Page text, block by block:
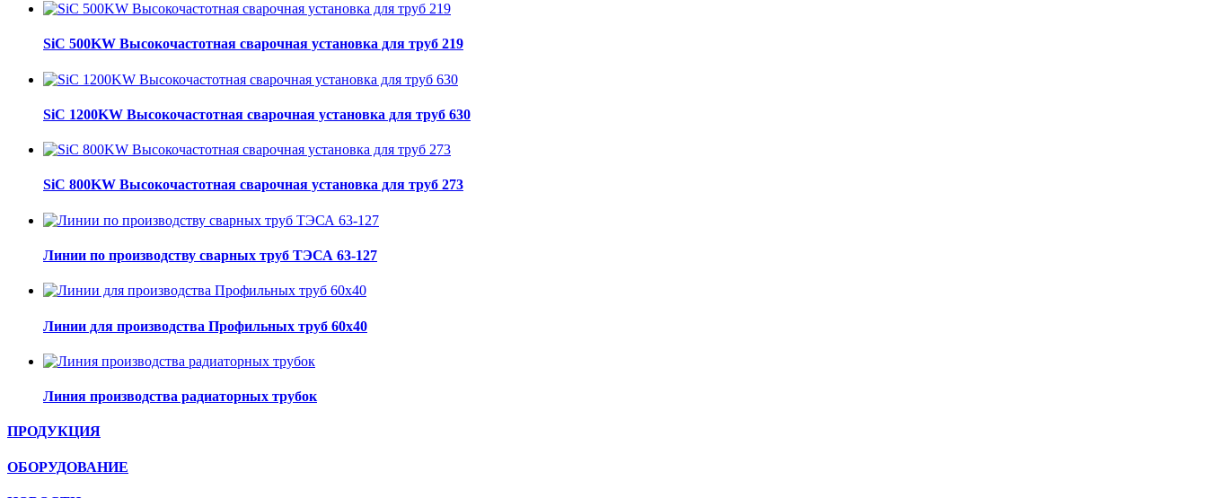
SiC 500KW Высокочастотная сварочная установка для труб 219
SiC 1200KW Высокочастотная сварочная установка для труб 630
SiC 800KW Высокочастотная сварочная установка для труб 273
Линии по производству сварных труб ТЭСА 63-127
Линии для производства Профильных труб 60х40
Линия производства радиаторных трубок
ПРОДУКЦИЯ
ОБОРУДОВАНИЕ